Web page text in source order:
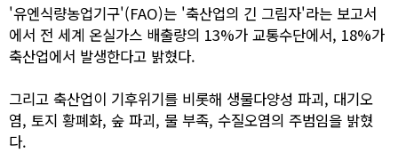
'유엔식량농업기구'(FAO)는 '축산업의 긴 그림자'라는 보고서
에서 전 세계 온실가스 배출량의 13%가 교통수단에서, 18%가
축산업에서 발생한다고 밝혔다.
그리고 축산업이 기후위기를 비롯해 생물다양성 파괴, 대기오
염, 토지 황폐화, 숲 파괴, 물 부족, 수질오염의 주범임을 밝혔
다.